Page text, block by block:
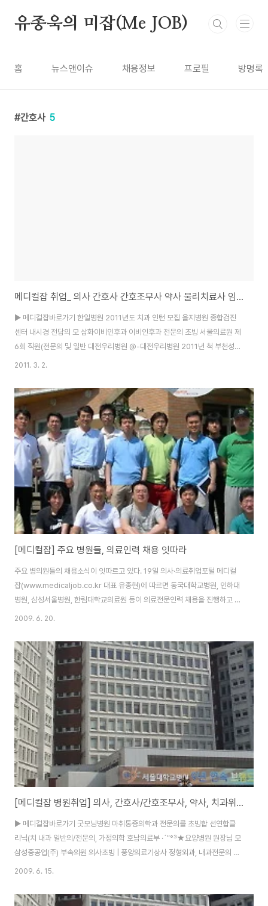
유종욱의 미잡(Me JOB)
홈 뉴스앤이슈 채용정보 프로필 방명록
간호사 5
메디컬잡 취업_ 의사 간호사 간호조무사 약사 물리치료사 임상병리사 한의사 치과위생사
▶ 메디컬잡바로가기 한일병원 2011년도 치과 인턴 모집 을지병원 종합검진
센터 내시경 전담의 모 삼화이비인후과 이비인후과 전문의 초빙 서울의료원 제
6회 직원(전문의 및 일반 대전우리병원 @-대전우리병원 2011년 척 부천성모
병원 영상의학과 전문의 | 효인요양병원 요양병원에서 의사,한의사샘을 종로의
빙 고창종합병원 심사 청구 경력자 최고 우대 분당서울대학교 상시채용공고:간
호부, 진료협력 ▶ 메디컬잡바로가기 회사명 모집부문 구분 지역 마감 종로의
료부 ★충북조치원요양병원/전문의초빙★충남공주요양병/전문의,일반의초
빙★ 무관 충북 03/30 종로의료부 ★전북전주시의원/일반의초빙★ 무관 전
북 03/30 종로의료부 ★서대문구양.한방병원/재활의학과초빙★..
2011. 3. 2.
[메디컬잡] 주요 병원들, 의료인력 채용 잇따라
주요 병의원들의 채용소식이 잇따르고 있다. 19일 의사·의료취업포털 메디컬
잡(www.medicaljob.co.kr 대표 유종현)에 따르면 동국대학교병원, 인하대
병원, 삼성서울병원, 한림대학교의료원 등이 의료전문인력 채용을 진행하고 있
다. ◆ 동국대학교병원(http://duih.org)이 2010년 졸업예정 신규간호사를
이력서 등 제출서류는 인터넷 등록 후 출력하여 작성한 뒤 다른 서류들과 함께
우편, 방문제출하면 된다. 자세한 접수방법은 병원 홈페이지 참조. ◆ 인하대병
원(http://inha.com)이 2010년 신규간호사를 모집한다. 접수기간은 6월 22
일 ~ 6월 26일(17:30)까지이며, 온라인 지원 접수 후 지원서 ..
2009. 6. 20.
[메디컬잡 병원취업] 의사, 간호사/간호조무사, 약사, 치과위생사, 의료인구인구직
▶ 메디컬잡바로가기 굿모닝병원 마취통증의학과 전문의를 초빙합 선연합클
리닉(치 내과 일반의/전문의, 가정의학 호남의료부 ·´″°³★요양병원 원장님 모
삼성중공업(주) 부속의원 의사초빙 | 풍양의료기상사 정형외과, 내과전문의 급
초빙합 측 추 병 원 정형외과전문의 초빙 효림병원 내과, 신경과,가정의학과 초
이비인 연무요양병원 가족처럼 일하실 원장님 모십니 홍성병원 수간호사/간호
2009. 6. 15.